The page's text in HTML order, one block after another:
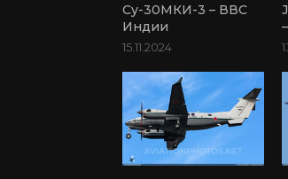
Су-30МКИ-3 – ВВС
Индии
15.11.2024